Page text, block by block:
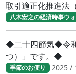
取引適正化推進法
八木宏之の経済時事ウ
◆二十四節気◆令
つ）」です。◆
季節のお便り 2025 /